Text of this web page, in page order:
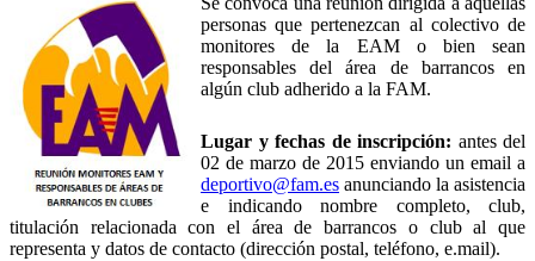
personas que pertenezcan al colectivo de
monitores de la EAM o bien sean
responsables del área de barrancos en
algún club adherido a la FAM.
Lugar y fechas de inscripción: antes del
02 de marzo de 2015 enviando un email a
deportivo@fam.es anunciando la asistencia
e indicando nombre completo, club,
titulación relacionada con el área de barrancos o club al que
representa y datos de contacto (dirección postal, teléfono, e.mail).